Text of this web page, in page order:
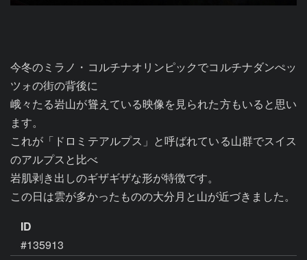
今冬のミラノ・コルチナオリンピックでコルチナダンぺッ
ツォの街の背後に
峨々たる岩山が聳えている映像を見られた方もいると思い
ます。
これが「ドロミテアルプス」と呼ばれている山群でスイス
のアルプスと比べ
岩肌剥き出しのギザギザな形が特徴です。
この日は雲が多かったものの大分月と山が近づきました。
ID
#135913